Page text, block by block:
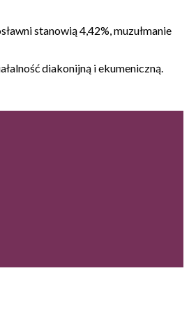
stanowią 4,42%, muzułmanie
diakonijną i ekumeniczną.